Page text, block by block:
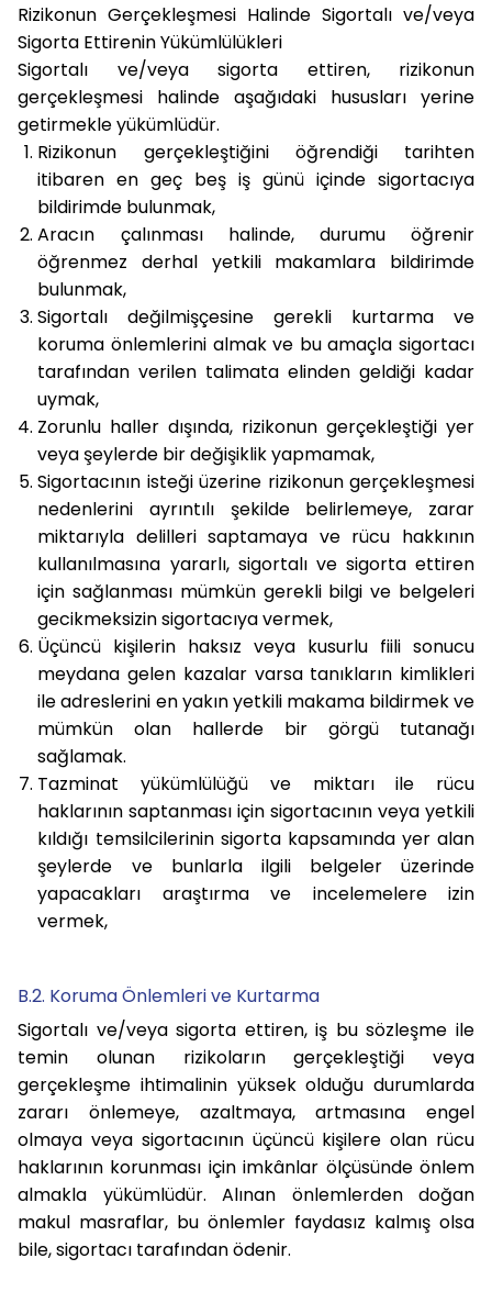
Rizikonun Gerçekleşmesi Halinde Sigortalı ve/veya
Sigorta Ettirenin Yükümlülükleri
Sigortalı ve/veya sigorta ettiren, rizikonun
gerçekleşmesi halinde aşağıdaki hususları yerine
getirmekle yükümlüdür.
Rizikonun gerçekleştiğini öğrendiği tarihten
itibaren en geç beş iş günü içinde sigortacıya
bildirimde bulunmak,
Aracın çalınması halinde, durumu öğrenir
öğrenmez derhal yetkili makamlara bildirimde
bulunmak,
Sigortalı değilmişçesine gerekli kurtarma ve
koruma önlemlerini almak ve bu amaçla sigortacı
tarafından verilen talimata elinden geldiği kadar
uymak,
Zorunlu haller dışında, rizikonun gerçekleştiği yer
veya şeylerde bir değişiklik yapmamak,
Sigortacının isteği üzerine rizikonun gerçekleşmesi
nedenlerini ayrıntılı şekilde belirlemeye, zarar
miktarıyla delilleri saptamaya ve rücu hakkının
kullanılmasına yararlı, sigortalı ve sigorta ettiren
için sağlanması mümkün gerekli bilgi ve belgeleri
gecikmeksizin sigortacıya vermek,
Üçüncü kişilerin haksız veya kusurlu fiili sonucu
meydana gelen kazalar varsa tanıkların kimlikleri
ile adreslerini en yakın yetkili makama bildirmek ve
mümkün olan hallerde bir görgü tutanağı
sağlamak.
Tazminat yükümlülüğü ve miktarı ile rücu
haklarının saptanması için sigortacının veya yetkili
kıldığı temsilcilerinin sigorta kapsamında yer alan
şeylerde ve bunlarla ilgili belgeler üzerinde
yapacakları araştırma ve incelemelere izin
vermek,
B.2. Koruma Önlemleri ve Kurtarma
Sigortalı ve/veya sigorta ettiren, iş bu sözleşme ile
temin olunan rizikoların gerçekleştiği veya
gerçekleşme ihtimalinin yüksek olduğu durumlarda
zararı önlemeye, azaltmaya, artmasına engel
olmaya veya sigortacının üçüncü kişilere olan rücu
haklarının korunması için imkânlar ölçüsünde önlem
almakla yükümlüdür. Alınan önlemlerden doğan
makul masraflar, bu önlemler faydasız kalmış olsa
bile, sigortacı tarafından ödenir.